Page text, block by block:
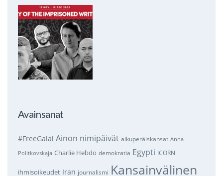
Avainsanat
#FreeGalal Ainon nimipäivät alkuperäiskansat Anna
Politkovskaja Charlie Hebdo demokratia Egypti ICORN
ihmisoikeudet Iran journalismi Kansainvälinen